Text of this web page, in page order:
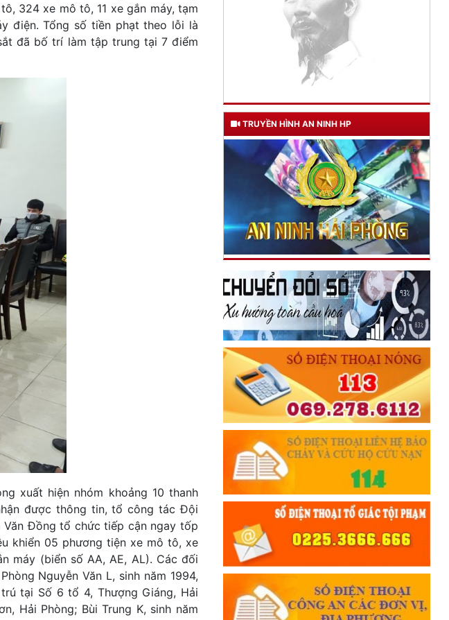
324 xe mô tô, 11 xe gắn máy, tạm
điện. Tổng số tiền phạt theo lỗi là
đã bố trí làm tập trung tại 7 điểm
xuất hiện nhóm khoảng 10 thanh
được thông tin, tổ công tác Đội
Văn Đồng tổ chức tiếp cận ngay tốp
khiển 05 phương tiện xe mô tô, xe
máy (biển số AA, AE, AL). Các đối
Nguyễn Văn L, sinh năm 1994,
tại Số 6 tổ 4, Thượng Giáng, Hải
Hải Phòng; Bùi Trung K, sinh năm
TRUYỀN HÌNH AN NINH HP